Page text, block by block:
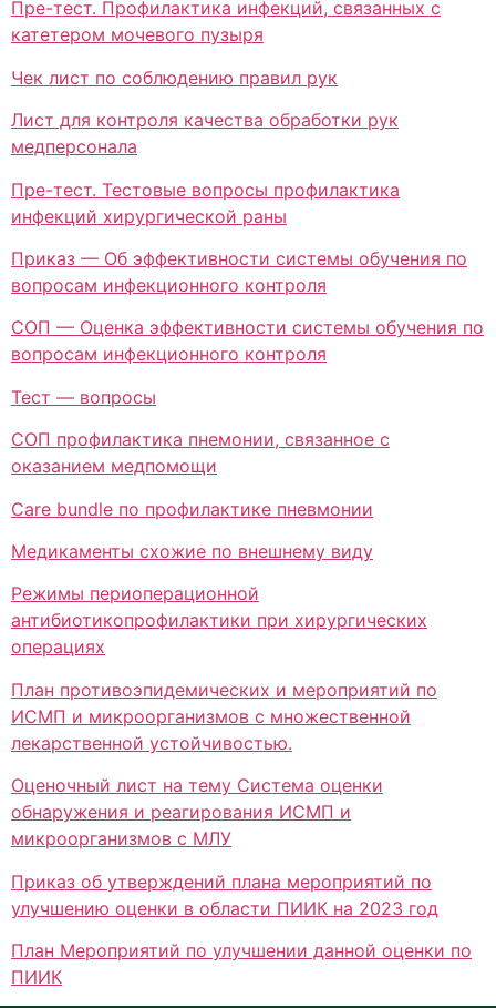
Пре-тест. Профилактика инфекций, связанных с
катетером мочевого пузыря
Чек лист по соблюдению правил рук
Лист для контроля качества обработки рук
медперсонала
Пре-тест. Тестовые вопросы профилактика
инфекций хирургической раны
Приказ — Об эффективности системы обучения по
вопросам инфекционного контроля
СОП — Оценка эффективности системы обучения по
вопросам инфекционного контроля
Тест — вопросы
СОП профилактика пнемонии, связанное с
оказанием медпомощи
Care bundle по профилактике пневмонии
Медикаменты схожие по внешнему виду
Режимы периоперационной
антибиотикопрофилактики при хирургических
операциях
План противоэпидемических и мероприятий по
ИСМП и микроорганизмов с множественной
лекарственной устойчивостью.
Оценочный лист на тему Система оценки
обнаружения и реагирования ИСМП и
микроорганизмов с МЛУ
Приказ об утверждений плана мероприятий по
улучшению оценки в области ПИИК на 2023 год
План Мероприятий по улучшении данной оценки по
ПИИК